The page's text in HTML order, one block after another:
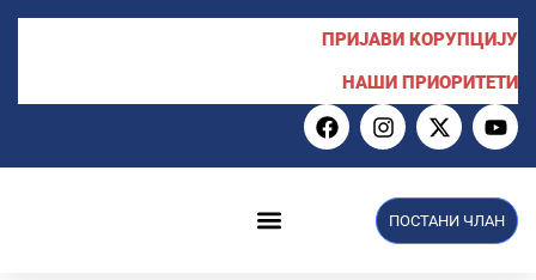
ПРИЈАВИ КОРУПЦИЈУ
НАШИ ПРИОРИТЕТИ
ПОСТАНИ ЧЛАН